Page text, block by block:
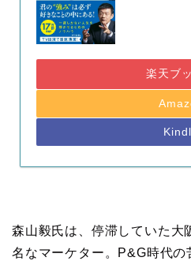
楽天ブ
森山毅氏は、停滞していた大
名なマーケター。P&G時代の